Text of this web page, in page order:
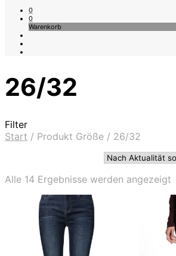
0
0
Warenkorb
26/32
Filter
Start / Produkt Größe / 26/32
Alle 14 Ergebnisse werden angezeigt